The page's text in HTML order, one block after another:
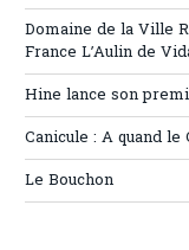
Domaine de la Ville
France L’Aulin de
Hine lance son
Canicule : A quand le
Le Bouchon